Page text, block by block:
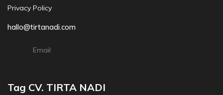
Privacy Policy
hallo@tirtanadi.com
Email
Tag CV. TIRTA NADI